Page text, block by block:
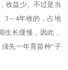
收益少。不过是当
3～4年收的，占地
生长缓慢，因此，
先一年育苗种“子